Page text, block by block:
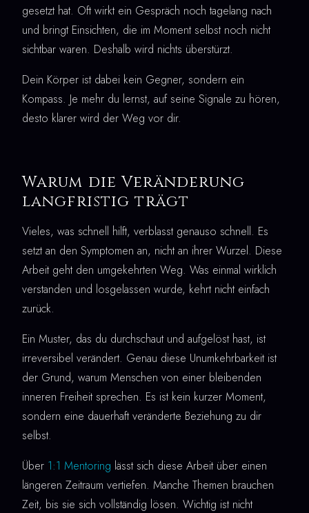
gesetzt hat. Oft wirkt ein Gespräch noch tagelang nach
und bringt Einsichten, die im Moment selbst noch nicht
sichtbar waren. Deshalb wird nichts überstürzt.
Dein Körper ist dabei kein Gegner, sondern ein
Kompass. Je mehr du lernst, auf seine Signale zu hören,
desto klarer wird der Weg vor dir.
Warum die Veränderung
langfristig trägt
Vieles, was schnell hilft, verblasst genauso schnell. Es
setzt an den Symptomen an, nicht an ihrer Wurzel. Diese
Arbeit geht den umgekehrten Weg. Was einmal wirklich
verstanden und losgelassen wurde, kehrt nicht einfach
zurück.
Ein Muster, das du durchschaut und aufgelöst hast, ist
irreversibel verändert. Genau diese Unumkehrbarkeit ist
der Grund, warum Menschen von einer bleibenden
inneren Freiheit sprechen. Es ist kein kurzer Moment,
sondern eine dauerhaft veränderte Beziehung zu dir
selbst.
Über 1:1 Mentoring lässt sich diese Arbeit über einen
längeren Zeitraum vertiefen. Manche Themen brauchen
Zeit, bis sie sich vollständig lösen. Wichtig ist nicht